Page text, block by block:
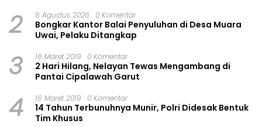
2 6 Agustus 2026 0 Komentar
Bongkar Kantor Balai Penyuluhan di Desa Muara
Uwai, Pelaku Ditangkap
3 16 Maret 2019 0 Komentar
2 Hari Hilang, Nelayan Tewas Mengambang di
Pantai Cipalawah Garut
4 16 Maret 2019 0 Komentar
14 Tahun Terbunuhnya Munir, Polri Didesak Bentuk
Tim Khusus